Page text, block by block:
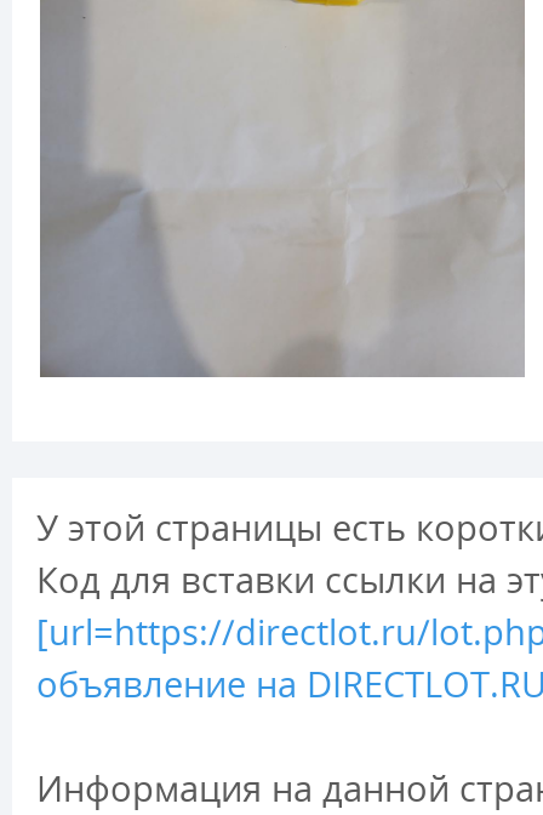
У этой страницы есть
Код для вставки ссылки на
[url=https://directlot.ru/
объявление на
Информация на данной